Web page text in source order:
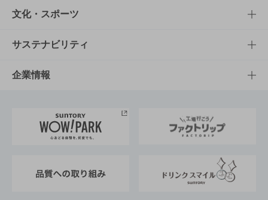
商品一覧
商品発売情報
栄養成分一覧
知る・楽しむTOP
キャンペーン
工場見学
地域情報
文化・スポーツ
文化・スポーツTOP
サントリーホール
サントリーサンバーズ大阪
サステナビリティ
サステナビリティTOP
サントリーが考えるサステナビリティ経営
企業情報
企業概要